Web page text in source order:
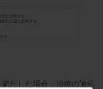
たした場合，治療の適応